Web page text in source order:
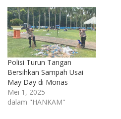
Polisi Turun Tangan
Bersihkan Sampah Usai
May Day di Monas
Mei 1, 2025
dalam "HANKAM"